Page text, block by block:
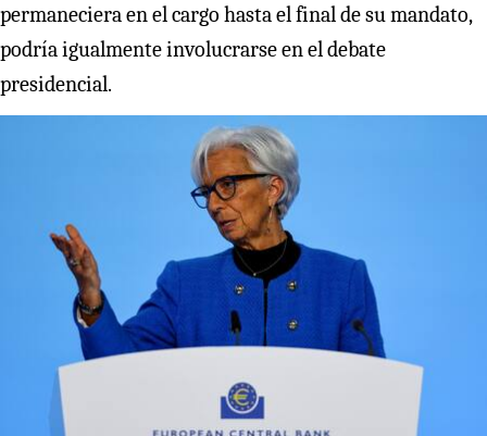
permaneciera en el cargo hasta el final de su mandato,
podría igualmente involucrarse en el debate
presidencial.